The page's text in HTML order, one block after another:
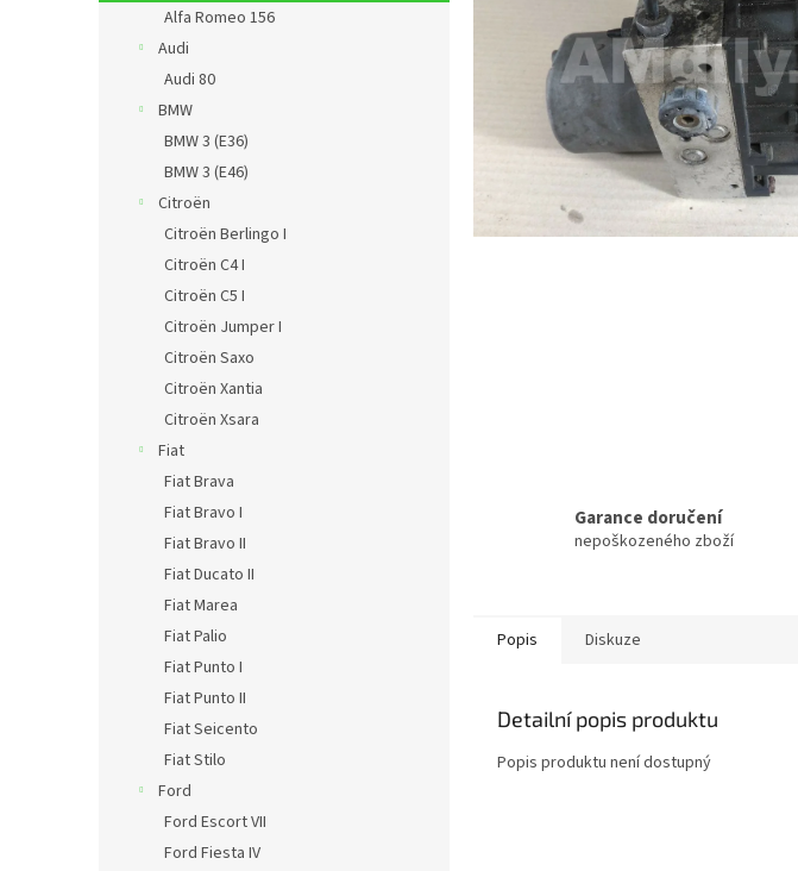
Alfa Romeo 156
Audi
Audi 80
BMW
BMW 3 (E36)
BMW 3 (E46)
Citroën
Citroën Berlingo I
Citroën C4 I
Citroën C5 I
Citroën Jumper I
Citroën Saxo
Citroën Xantia
Citroën Xsara
Fiat
Fiat Brava
Fiat Bravo I
Fiat Bravo II
Fiat Ducato II
Fiat Marea
Fiat Palio
Fiat Punto I
Fiat Punto II
Fiat Seicento
Fiat Stilo
Ford
Ford Escort VII
Ford Fiesta IV
Garance doručení
nepoškozeného zboží
Popis Diskuze
Detailní popis produktu
Popis produktu není dostupný